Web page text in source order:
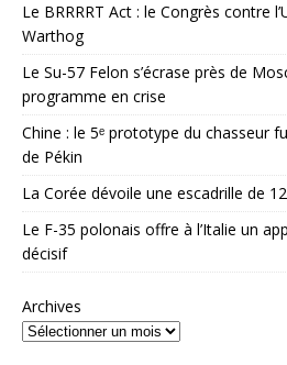
Le BRRRRT Act : le Congrès contre
Warthog
Le Su-57 Felon s’écrase près de
programme en crise
Chine : le 5ᵉ prototype du chasseur
de Pékin
La Corée dévoile une escadrille de
Le F-35 polonais offre à l’Italie un
décisif
Archives